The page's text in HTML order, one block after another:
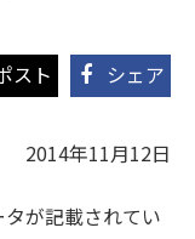
シェア
2014年11月12日
が記載されてい